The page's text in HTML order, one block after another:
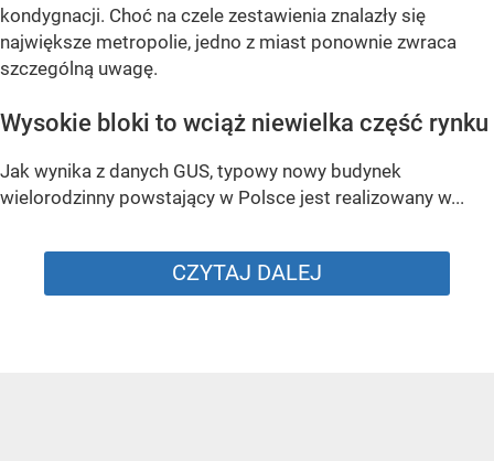
kondygnacji. Choć na czele zestawienia znalazły się
największe metropolie, jedno z miast ponownie zwraca
szczególną uwagę.
Wysokie bloki to wciąż niewielka część rynku
Jak wynika z danych GUS, typowy nowy budynek
wielorodzinny powstający w Polsce jest realizowany w...
CZYTAJ DALEJ